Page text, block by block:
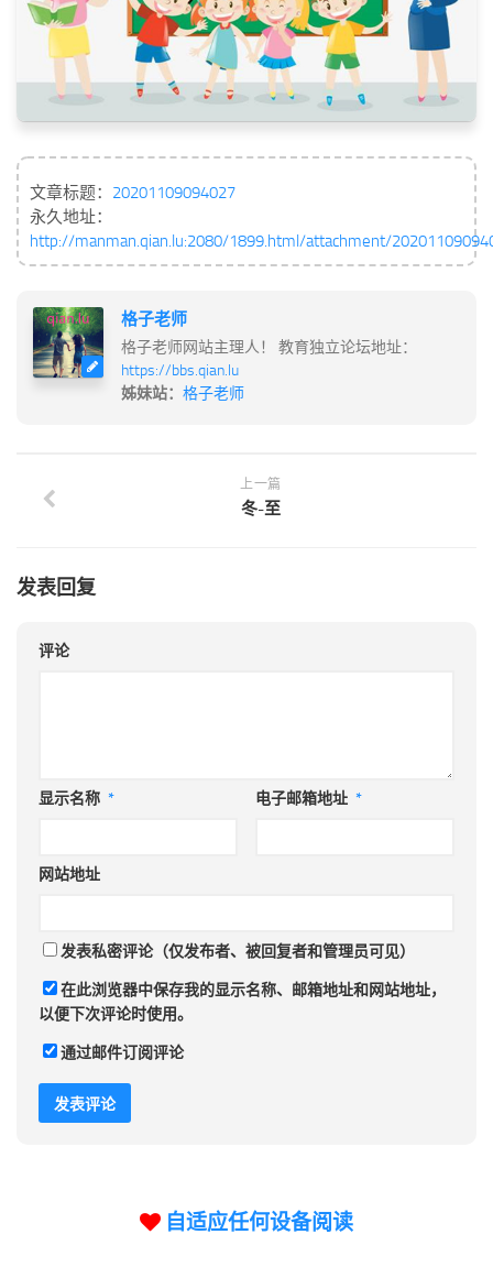
文章标题： 20201109094027
永久地址：
http://manman.qian.lu:2080/1899.html/attachment/
格子老师
格子老师网站主理人！ 教育独立论坛地址：
https://bbs.qian.lu
姊妹站： 格子老师
上一篇
冬-至
发表回复
评论
显示名称 * 电子邮箱地址 *
网站地址
发表私密评论（仅发布者、被回复者和管理员可见）
在此浏览器中保存我的显示名称、邮箱地址和网站地址，
以便下次评论时使用。
通过邮件订阅评论
自适应任何设备阅读